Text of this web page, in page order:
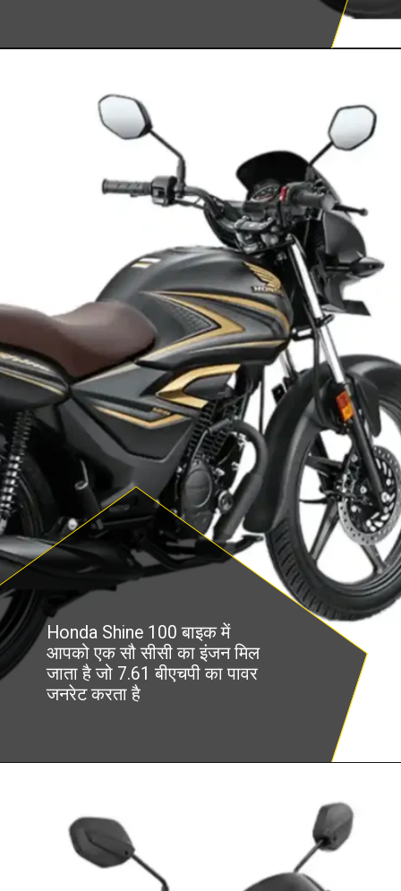
Honda Shine 100 बाइक में
आपको एक सौ सीसी का इंजन मिल
जाता है जो 7.61 बीएचपी का पावर
जनरेट करता है